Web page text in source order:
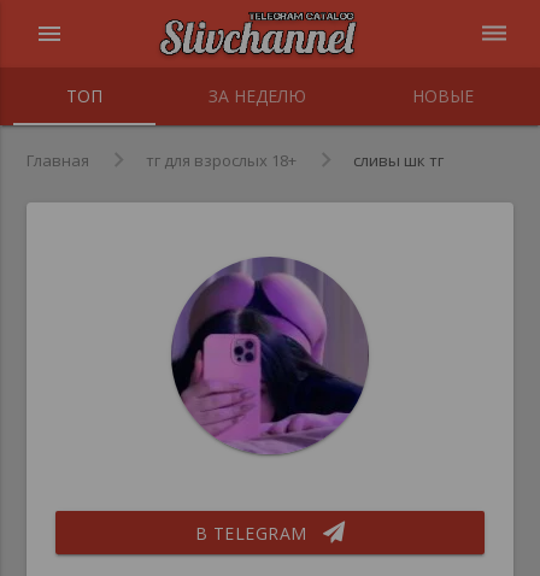
menu dehaze
ТОП ЗА НЕДЕЛЮ НОВЫЕ
Главная тг для взрослых 18+ сливы шк тг
В TELEGRAM